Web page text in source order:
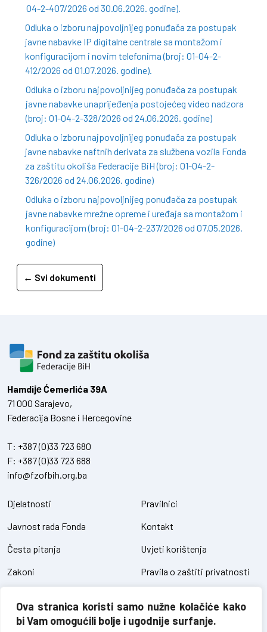
Ova stranica koristi samo nužne kolačiće kako
bi Vam omogućili bolje i ugodnije surfanje.
04-2-407/2026 od 30.06.2026. godine).
Odluka o izboru najpovoljnijeg ponuđača za postupak
javne nabavke IP digitalne centrale sa montažom i
konfiguracijom i novim telefonima (broj: 01-04-2-
412/2026 od 01.07.2026. godine).
Odluka o izboru najpovoljnijeg ponuđača za postupak
javne nabavke unaprijeđenja postojećeg video nadzora
(broj: 01-04-2-328/2026 od 24.06.2026. godine)
Odluka o izboru najpovoljnijeg ponuđača za postupak
javne nabavke naftnih derivata za službena vozila Fonda
za zaštitu okoliša Federacije BiH (broj: 01-04-2-
326/2026 od 24.06.2026. godine)
Odluka o izboru najpovoljnijeg ponuđača za postupak
javne nabavke mrežne opreme i uređaja sa montažom i
konfiguracijom (broj: 01-04-2-237/2026 od 07.05.2026.
godine)
← Svi dokumenti
Hamdiје Ćemerlića 39A
71 000 Sarajevo,
Federacija Bosne i Hercegovine
T: +387 (0)33 723 680
F: +387 (0)33 723 688
info@fzofbih.org.ba
Djelatnosti
Javnost rada Fonda
Česta pitanja
Zakoni
Pravilnici
Kontakt
Uvjeti korištenja
Pravila o zaštiti privatnosti
Pristup informacijama